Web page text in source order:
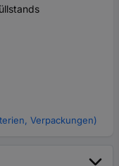
Verpackungen)